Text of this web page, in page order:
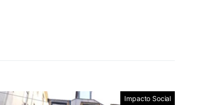
Impacto Social